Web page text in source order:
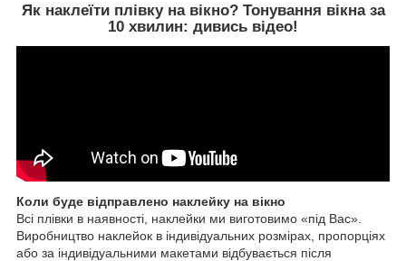
Як наклеїти плівку на вікно? Тонування вікна за
10 хвилин: дивись відео!
Коли буде відправлено наклейку на вікно
Всі плівки в наявності, наклейки ми виготовимо «під Вас».
Виробництво наклейок в індивідуальних розмірах, пропорціях
або за індивідуальними макетами відбувається після